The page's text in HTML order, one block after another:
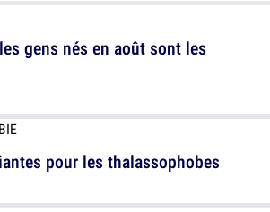
gens nés en août sont les
pour les thalassophobes